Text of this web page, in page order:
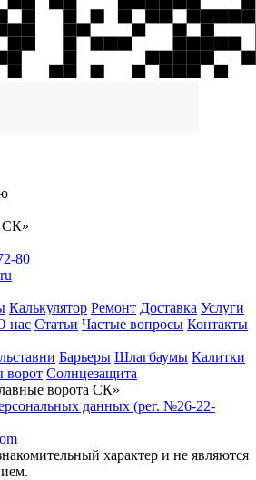
СК»
80
Калькулятор Ремонт Доставка Услуги
нас Статьи Частые вопросы Контакты
Барьеры Шлагбаумы Калитки
ворот Солнцезащита
ворота СК»
данных (рег. №26-22-
характер и не являются